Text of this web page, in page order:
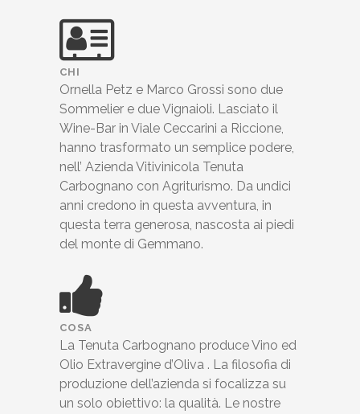
CHI
Ornella Petz e Marco Grossi sono due
Sommelier e due Vignaioli. Lasciato il
Wine-Bar in Viale Ceccarini a Riccione,
hanno trasformato un semplice podere,
nell’ Azienda Vitivinicola Tenuta
Carbognano con Agriturismo. Da undici
anni credono in questa avventura, in
questa terra generosa, nascosta ai piedi
del monte di Gemmano.
COSA
La Tenuta Carbognano produce Vino ed
Olio Extravergine d’Oliva . La filosofia di
produzione dell’azienda si focalizza su
un solo obiettivo: la qualità. Le nostre